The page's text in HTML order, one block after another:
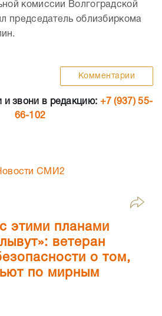
комиссии Волгоградской
председатель облизбиркома
Комментарии
и звони в редакцию: +7 (937) 55-
66-102
СМИ2
этими планами
ветеран
о том,
по мирным